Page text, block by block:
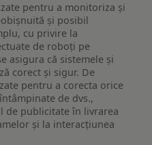
pentru a monitoriza și
și posibil
cu privire la
de roboți pe
asigura că sistemele și
corect și sigur. De
pentru a corecta orice
de dvs.,
de publicitate în livrarea
și la interacțiunea